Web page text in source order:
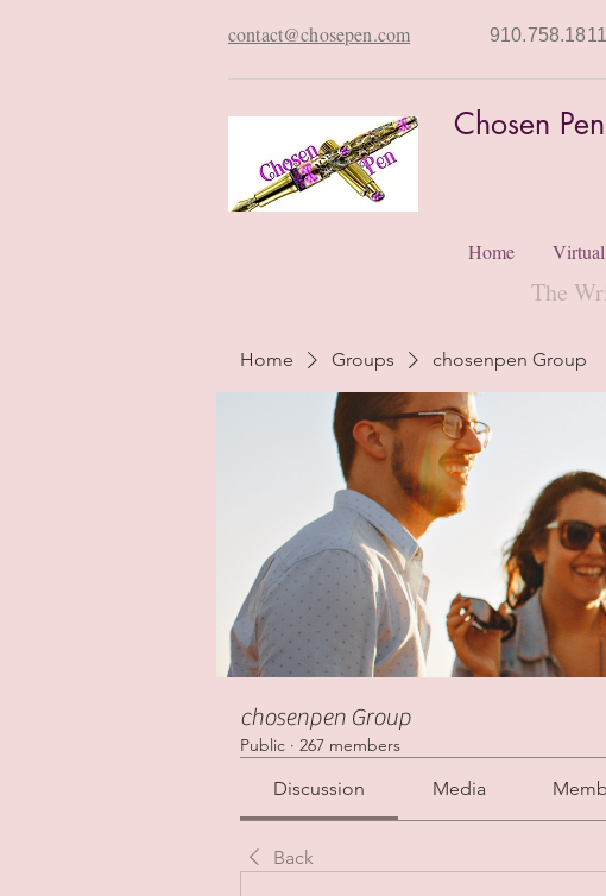
Chosen
contact@chosepen.com 910.758.1811
Home
The
Home Groups chosenpen Group
chosenpen Group
Public · 267 members
Discussion Media
Back